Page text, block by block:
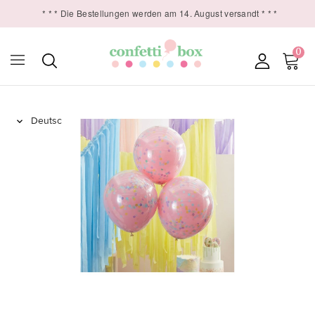
* * * Die Bestellungen werden am 14. August versandt * * *
0
